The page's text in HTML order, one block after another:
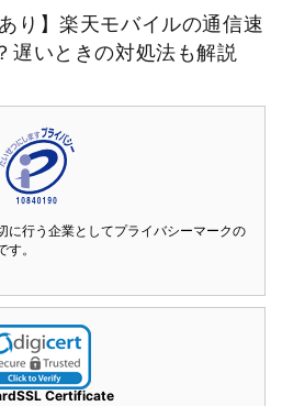
あり】楽天モバイルの通信速
遅いときの対処法も解説
に行う企業としてプライバシーマークの
。
Certificate